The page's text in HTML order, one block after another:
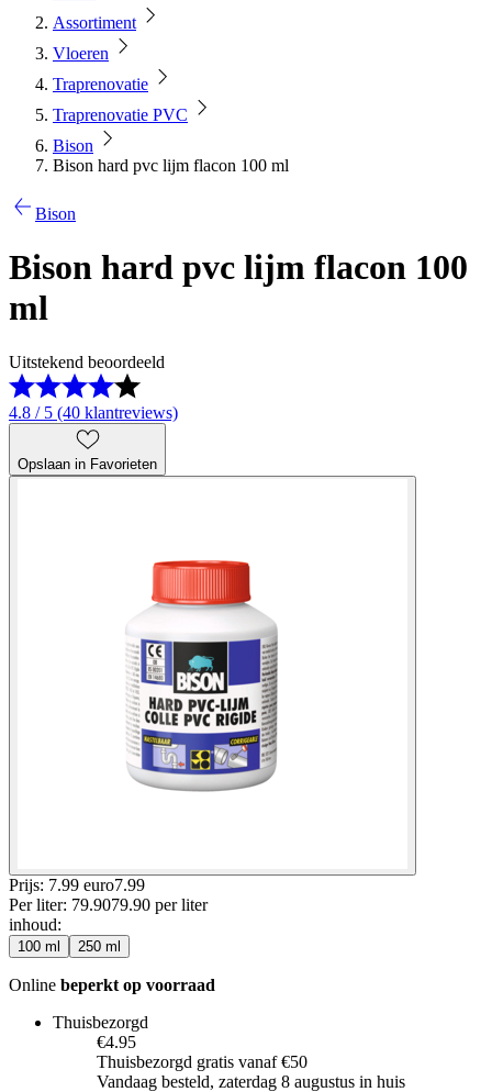
Assortiment
Vloeren
Traprenovatie
Traprenovatie PVC
Bison
Bison hard pvc lijm flacon 100 ml
Bison
Bison hard pvc lijm flacon 100
ml
Uitstekend beoordeeld
4.8 / 5 (40 klantreviews)
Opslaan in Favorieten
Prijs: 7.99 euro7.99
Per liter: 79.9079.90 per liter
inhoud:
100 ml 250 ml
Online beperkt op voorraad
Thuisbezorgd
€4.95
Thuisbezorgd gratis vanaf €50
Vandaag besteld, zaterdag 8 augustus in huis